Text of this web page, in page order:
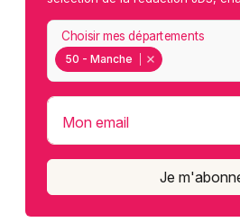
50 - Manche
Choisir mes départements
Mon email
Je